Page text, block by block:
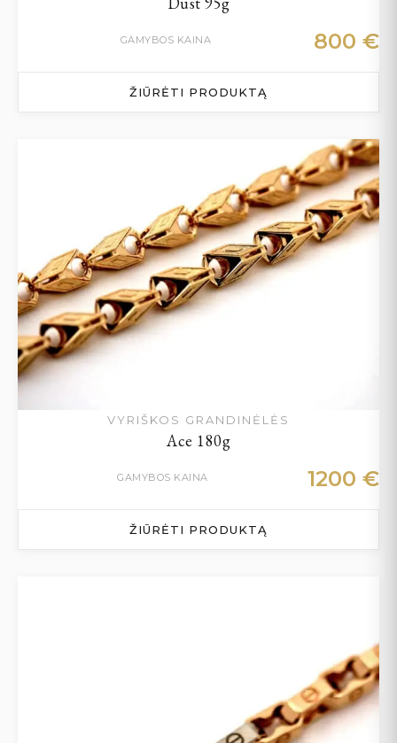
GAMYBOS KAINA 800 €
ŽIŪRĖTI PRODUKTĄ
VYRIŠKOS GRANDINĖLĖS
Ace 180g
GAMYBOS KAINA 1200 €
ŽIŪRĖTI PRODUKTĄ